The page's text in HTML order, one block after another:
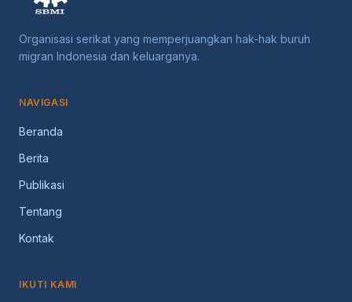
Organisasi serikat yang memperjuangkan hak-hak buruh
migran Indonesia dan keluarganya.
NAVIGASI
Beranda
Berita
Publikasi
Tentang
Kontak
IKUTI KAMI